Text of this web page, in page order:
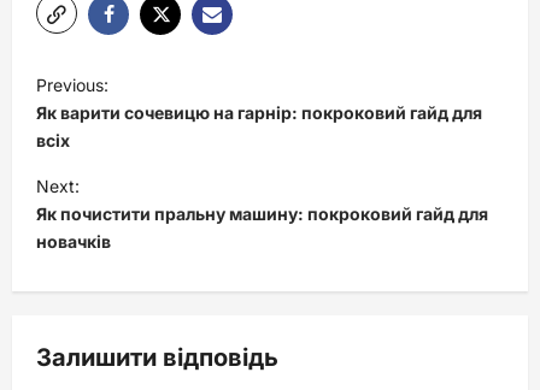
P
o
s
t
n
a
v
g
Previous:
Як варити сочевицю на гарнір: покроковий гайд для
всіх
Next:
Як почистити пральну машину: покроковий гайд для
новачків
Залишити відповідь